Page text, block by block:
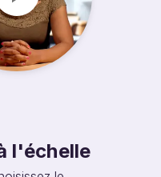
l'échelle